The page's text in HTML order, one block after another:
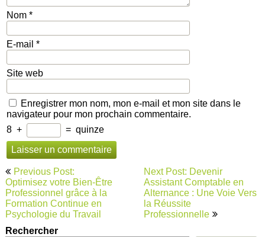
Nom *
E-mail *
Site web
Enregistrer mon nom, mon e-mail et mon site dans le
navigateur pour mon prochain commentaire.
8 + = quinze
Navigation
de
l’article
Previous Post:
Optimisez votre Bien-Être
Professionnel grâce à la
Formation Continue en
Psychologie du Travail
Next Post: Devenir
Assistant Comptable en
Alternance : Une Voie Vers
la Réussite
Professionnelle
Rechercher